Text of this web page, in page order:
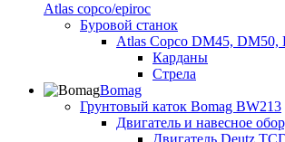
Atlas copco/epiroc
Буровой станок
Atlas Copco DM45, DM50,
Карданы
Стрела
Bomag
Грунтовый каток Bomag BW213
Двигатель и навесное
Двигатель Deutz